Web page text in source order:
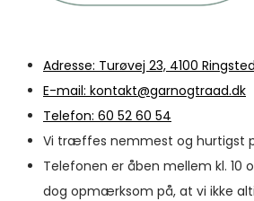
Adresse: Turøvej 23, 4100 Ringsted
E-mail: kontakt@garnogtraad.dk
Telefon: 60 52 60 54
Vi træffes nemmest og hurtigst
Telefonen er åben mellem kl. 10
dog opmærksom på, at vi ikke